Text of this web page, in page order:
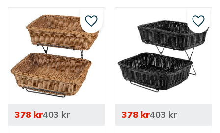
378kr403kr
Lägg till i favoriter
378kr403kr
Lägg